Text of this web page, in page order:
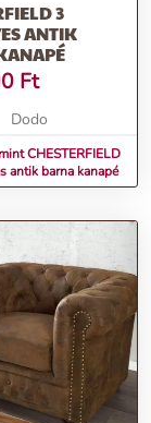
3
ANTIK
Ft
Dodo
CHESTERFIELD
antik barna kanapé